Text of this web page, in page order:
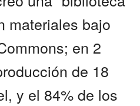
materiales bajo
en 2
de 18
y el 84% de los